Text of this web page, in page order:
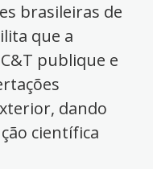
brasileiras de
que a
publique e
dando
científica